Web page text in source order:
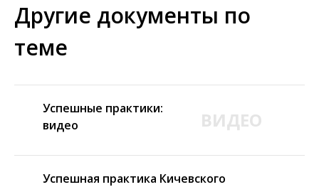
Другие документы по
теме
Успешные практики:
видео
ВИДЕО
Успешная практика Кичевского